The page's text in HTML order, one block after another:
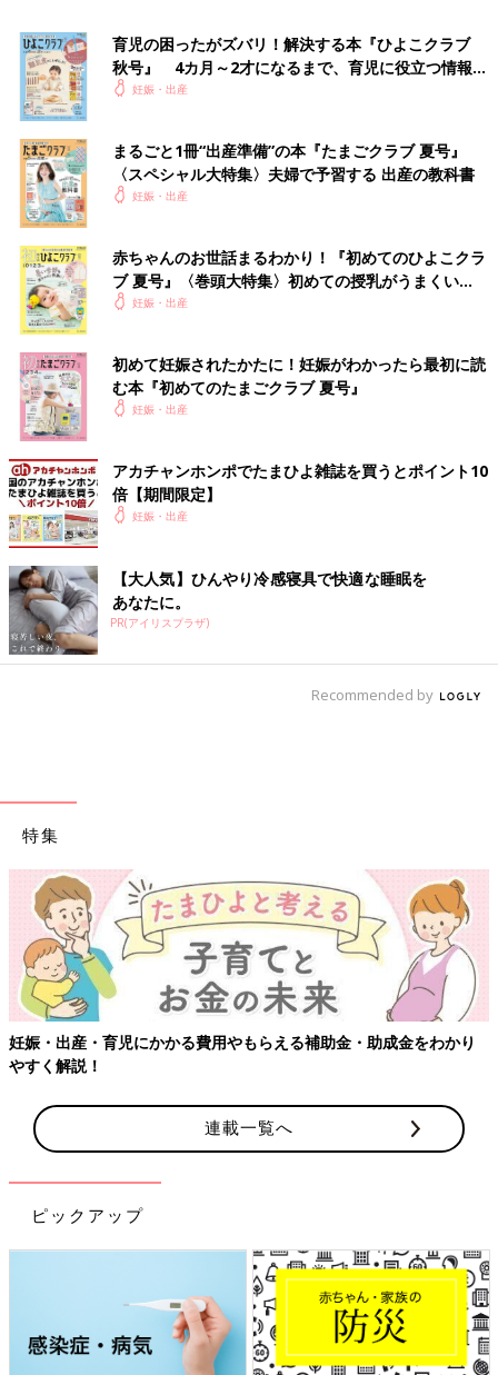
マークス マタニティアルバム アニマル刺繍 ウサギ PB-AL02-A
窓からのぞくキュートなウサギと、かわいらしいデザインが目を
ひくマタニティダイアリー。全30ページの中面も、ページごとに
かわいいデザインがあしらわれています。 L判フォトポケット
ページ16Pのほか、あらかじめコメント欄がデザインされた コン
テンツページも充実。 少しずつ書き進めていけば、お誕生まで
のステキなマタニティメモリーブックが仕上がります。自分でア
レンジできるページがあるのも魅力。
本体:H177xW177xD18mm 重量/235g
学研ステイフル マタニティアルバム ピンク D26001
Amazonで見る
育児の困ったがズバリ！解決する本『ひよこクラブ
秋号』 4カ月～2才になるまで、育児に役立つ情報が
いっぱい！
妊娠・出産
まるごと1冊“出産準備”の本『たまごクラブ 夏号』
〈スペシャル大特集〉夫婦で予習する 出産の教科書
妊娠・出産
赤ちゃんのお世話まるわかり！『初めてのひよこクラ
ブ 夏号』〈巻頭大特集〉初めての授乳がうまくい
く！ おっぱい・ミルクの基本と夏のトラブル 解決テ
妊娠・出産
初めて妊娠されたかたに！妊娠がわかったら最初に読
む本『初めてのたまごクラブ 夏号』
妊娠・出産
アカチャンホンポでたまひよ雑誌を買うとポイント10
倍【期間限定】
妊娠・出産
【大人気】ひんやり冷感寝具で快適な睡眠を
あなたに。
PR(アイリスプラザ)
Recommended by
特集
妊娠・出産・育児にかかる費用やもらえる補助金・助成金をわかり
やすく解説！
連載一覧へ
ピックアップ